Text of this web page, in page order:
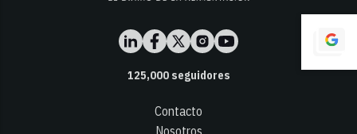
125,000seguidores
Contacto
Nosotros